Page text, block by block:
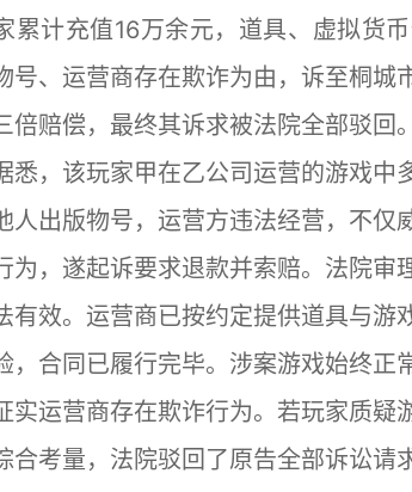
累计充值16万余元，道具、虚拟货
号、运营商存在欺诈为由，诉至桐城
倍赔偿，最终其诉求被法院全部驳回。
，该玩家甲在乙公司运营的游戏中
人出版物号，运营方违法经营，不仅
为，遂起诉要求退款并索赔。法院审
有效。运营商已按约定提供道具与
，合同已履行完毕。涉案游戏始终正
实运营商存在欺诈行为。若玩家质疑
合考量，法院驳回了原告全部诉讼请求